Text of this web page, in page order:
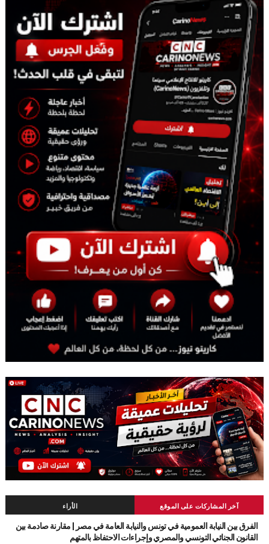
آخر المشاركات على الموقع الأراء
الفرق بين النيابة العمومية في تونس والنيابة العامة في مصر | مقارنة صادمة بين
القانون الجنائي التونسي والمصري وإجراءات الاحتفاظ بالمتهم